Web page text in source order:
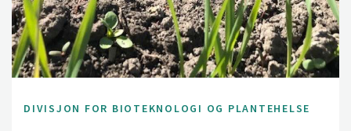
DIVISJON FOR BIOTEKNOLOGI OG PLANTEHELSE